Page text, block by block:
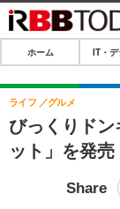
ホーム
IT・デジタル
IT・デジタ
ショッピ
SPEED TEST
ホーム IT・
びっくりド
ット」を発売
ライフ グルメ